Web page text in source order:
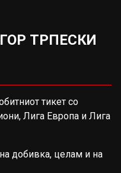
ТРПЕСКИ
тикет со
Лига Европа и Лига
добивка, целам и на
КОСА, МОДРИЌ